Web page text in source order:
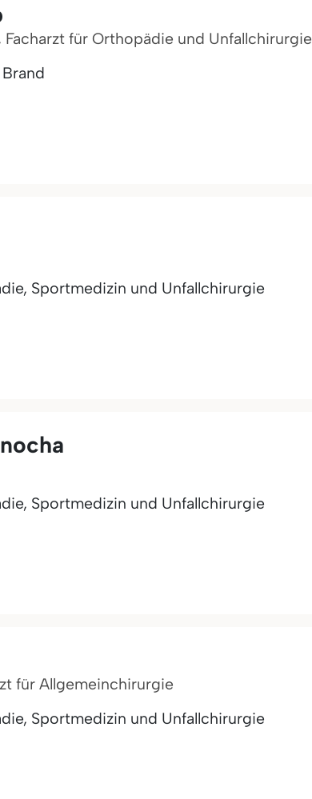
für Orthopädie und Unfallchirurgie
Sportmedizin und Unfallchirurgie
Sportmedizin und Unfallchirurgie
für Allgemeinchirurgie
Sportmedizin und Unfallchirurgie